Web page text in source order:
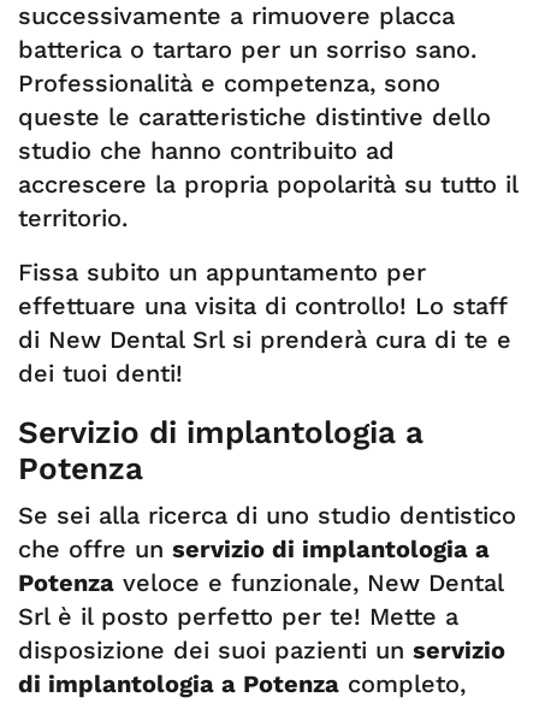
successivamente a rimuovere placca
batterica o tartaro per un sorriso sano.
Professionalità e competenza, sono
queste le caratteristiche distintive dello
studio che hanno contribuito ad
accrescere la propria popolarità su tutto il
territorio.
Fissa subito un appuntamento per
effettuare una visita di controllo! Lo staff
di New Dental Srl si prenderà cura di te e
dei tuoi denti!
Servizio di implantologia a
Potenza
Se sei alla ricerca di uno studio dentistico
che offre un servizio di implantologia a
Potenza veloce e funzionale, New Dental
Srl è il posto perfetto per te! Mette a
disposizione dei suoi pazienti un servizio
di implantologia a Potenza completo,